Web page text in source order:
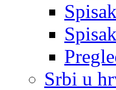
Srbi u